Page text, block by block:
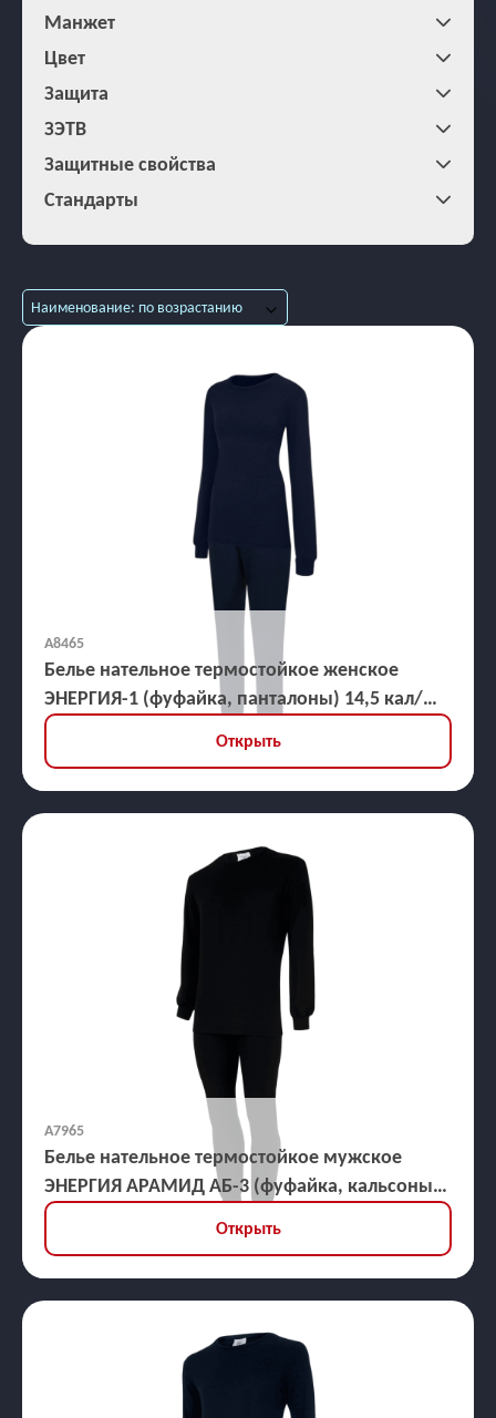
Манжет
Цвет
Защита
ЗЭТВ
Защитные свойства
Стандарты
Наименование: по возрастанию
А8465
Белье нательное термостойкое женское
ЭНЕРГИЯ-1 (фуфайка, панталоны) 14,5 кал/
кв.см
Открыть
А7965
Белье нательное термостойкое мужское
ЭНЕРГИЯ АРАМИД АБ-3 (фуфайка, кальсоны)
30,5 кал/кв.см
Открыть